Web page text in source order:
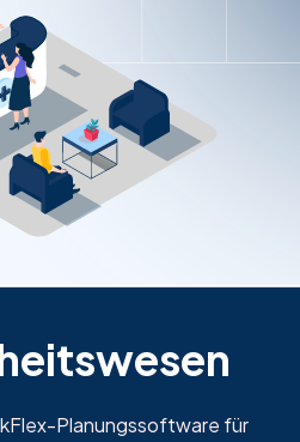
Planungssoftware für